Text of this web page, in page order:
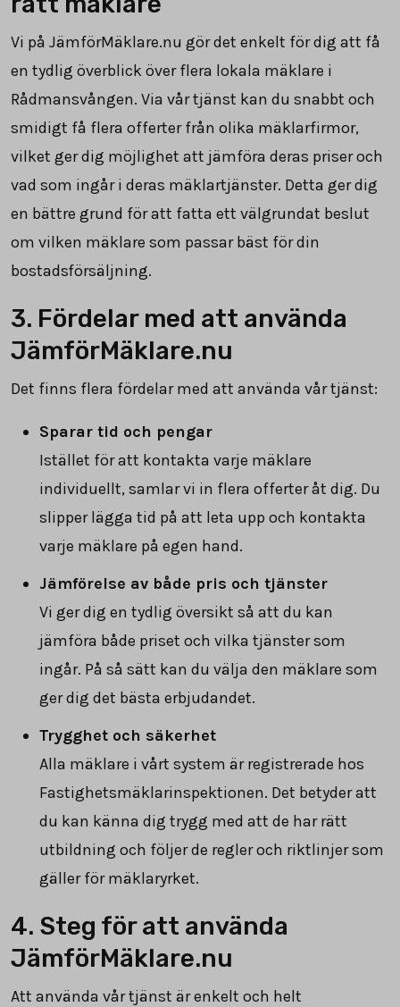
Vi på JämförMäklare.nu gör det enkelt för dig att få
en tydlig överblick över flera lokala mäklare i
Rådmansvången. Via vår tjänst kan du snabbt och
smidigt få flera offerter från olika mäklarfirmor,
vilket ger dig möjlighet att jämföra deras priser och
vad som ingår i deras mäklartjänster. Detta ger dig
en bättre grund för att fatta ett välgrundat beslut
om vilken mäklare som passar bäst för din
bostadsförsäljning.
3. Fördelar med att använda
JämförMäklare.nu
Det finns flera fördelar med att använda vår tjänst:
Sparar tid och pengar
Istället för att kontakta varje mäklare
individuellt, samlar vi in flera offerter åt dig. Du
slipper lägga tid på att leta upp och kontakta
varje mäklare på egen hand.
Jämförelse av både pris och tjänster
Vi ger dig en tydlig översikt så att du kan
jämföra både priset och vilka tjänster som
ingår. På så sätt kan du välja den mäklare som
ger dig det bästa erbjudandet.
Trygghet och säkerhet
Alla mäklare i vårt system är registrerade hos
Fastighetsmäklarinspektionen. Det betyder att
du kan känna dig trygg med att de har rätt
utbildning och följer de regler och riktlinjer som
gäller för mäklaryrket.
4. Steg för att använda
JämförMäklare.nu
Att använda vår tjänst är enkelt och helt